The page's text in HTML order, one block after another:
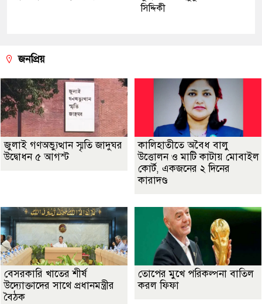
সিদ্দিকী
জনপ্রিয়
জুলাই গণঅভ্যুত্থান স্মৃতি জাদুঘর
উদ্বোধন ৫ আগস্ট
কালিহাতীতে অবৈধ বালু
উত্তোলন ও মাটি কাটায় মোবাইল
কোর্ট, একজনের ২ দিনের
কারাদণ্ড
বেসরকারি খাতের শীর্ষ
উদ্যোক্তাদের সাথে প্রধানমন্ত্রীর
বৈঠক
তোপের মুখে পরিকল্পনা বাতিল
করল ফিফা